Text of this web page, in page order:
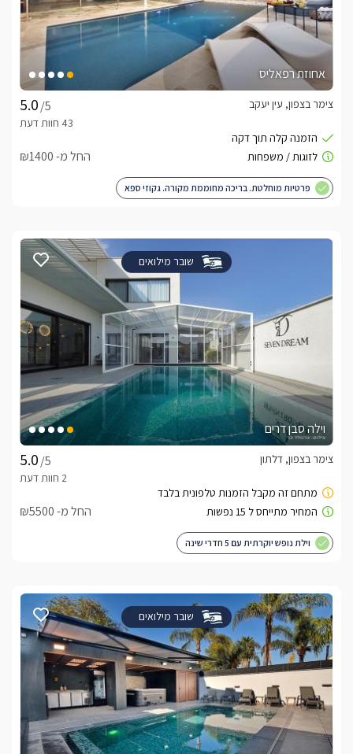
אחוזת רפאליס
/5
צימר בצפון, עין יעקב
החל מ- ₪1400
פרטיות מוחלטת. בריכה מחוממת מקורה. גקוזי ספא
שובר מילואים
וילה סבן דרים
/5
צימר בצפון, דלתון
החל מ- ₪5500
וילת נופש יוקרתית עם 5 חדרי שינה
שובר מילואים